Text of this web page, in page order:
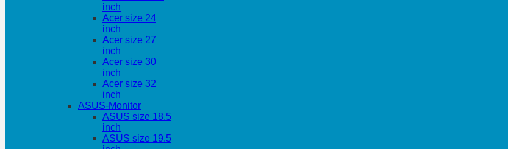
inch
Acer size 24
inch
Acer size 27
inch
Acer size 30
inch
Acer size 32
inch
ASUS-Monitor
ASUS size 18.5
inch
ASUS size 19.5